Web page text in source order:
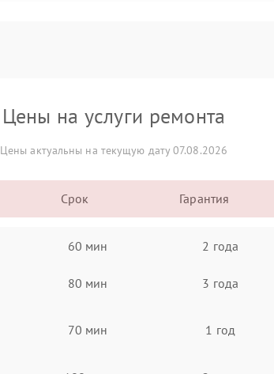
Цены на услуги ремонта
Цены актуальны на текущую дату 07.08.2026
Срок Гарантия
60 мин 2 года
80 мин 3 года
70 мин 1 год